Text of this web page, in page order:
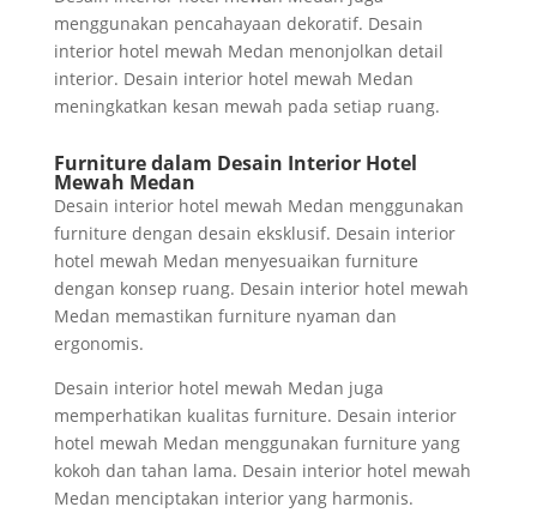
menggunakan pencahayaan dekoratif. Desain
interior hotel mewah Medan menonjolkan detail
interior. Desain interior hotel mewah Medan
meningkatkan kesan mewah pada setiap ruang.
Furniture dalam Desain Interior Hotel
Mewah Medan
Desain interior hotel mewah Medan menggunakan
furniture dengan desain eksklusif. Desain interior
hotel mewah Medan menyesuaikan furniture
dengan konsep ruang. Desain interior hotel mewah
Medan memastikan furniture nyaman dan
ergonomis.
Desain interior hotel mewah Medan juga
memperhatikan kualitas furniture. Desain interior
hotel mewah Medan menggunakan furniture yang
kokoh dan tahan lama. Desain interior hotel mewah
Medan menciptakan interior yang harmonis.